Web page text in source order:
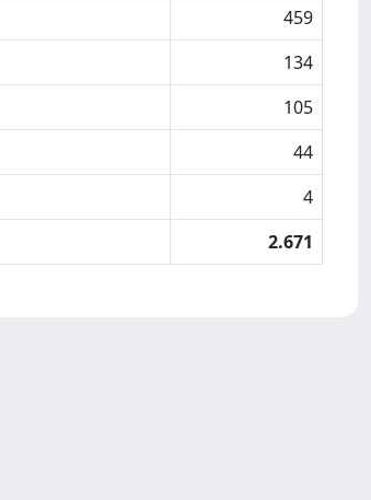
459
134
105
44
4
2.671